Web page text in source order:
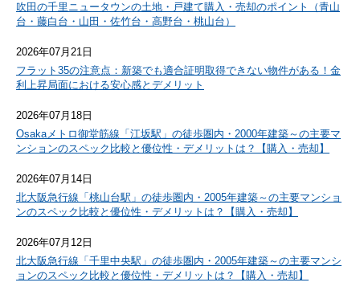
吹田の千里ニュータウンの土地・戸建て購入・売却のポイント（青山
台・藤白台・山田・佐竹台・高野台・桃山台）
2026年07月21日
フラット35の注意点：新築でも適合証明取得できない物件がある！金
利上昇局面における安心感とデメリット
2026年07月18日
Osakaメトロ御堂筋線「江坂駅」の徒歩圏内・2000年建築～の主要マ
ンションのスペック比較と優位性・デメリットは？【購入・売却】
2026年07月14日
北大阪急行線「桃山台駅」の徒歩圏内・2005年建築～の主要マンショ
ンのスペック比較と優位性・デメリットは？【購入・売却】
2026年07月12日
北大阪急行線「千里中央駅」の徒歩圏内・2005年建築～の主要マンシ
ョンのスペック比較と優位性・デメリットは？【購入・売却】